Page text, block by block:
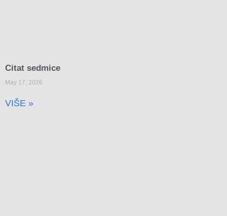
Citat sedmice
May 17, 2026
VIŠE »